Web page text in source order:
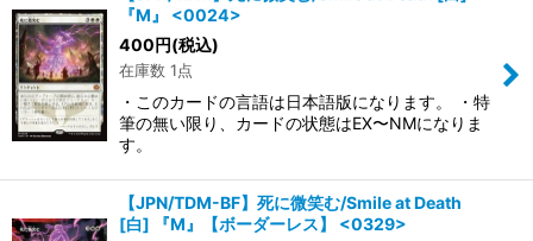
『M』 <0024>
400円(税込)
在庫数 1点
・このカードの言語は日本語版になります。 ・特
筆の無い限り、カードの状態はEX〜NMになりま
す。
【JPN/TDM-BF】死に微笑む/Smile at Death
[白] 『M』【ボーダーレス】 <0329>